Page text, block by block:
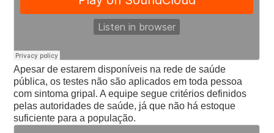
Apesar de estarem disponíveis na rede de saúde
pública, os testes não são aplicados em toda pessoa
com sintoma gripal. A equipe segue critérios definidos
pelas autoridades de saúde, já que não há estoque
suficiente para a população.